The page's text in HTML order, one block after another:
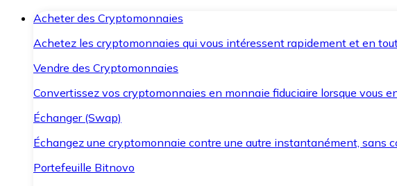
Acheter des Cryptomonnaies
Achetez les cryptomonnaies qui vous intéressent rapidement et en
Vendre des Cryptomonnaies
Convertissez vos cryptomonnaies en monnaie fiduciaire lorsque vous
Échanger (Swap)
Échangez une cryptomonnaie contre une autre instantanément, sans
Portefeuille Bitnovo